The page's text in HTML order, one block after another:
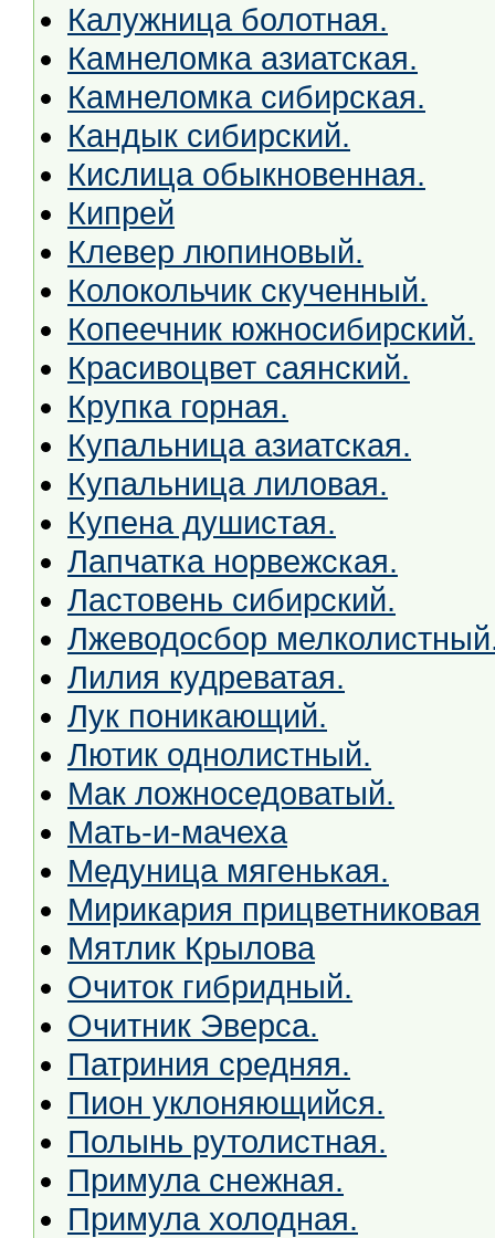
Калужница болотная.
Камнеломка азиатская.
Камнеломка сибирская.
Кандык сибирский.
Кислица обыкновенная.
Кипрей
Клевер люпиновый.
Колокольчик скученный.
Копеечник южносибирский.
Красивоцвет саянский.
Крупка горная.
Купальница азиатская.
Купальница лиловая.
Купена душистая.
Лапчатка норвежская.
Ластовень сибирский.
Лжеводосбор
Лилия кудреватая.
Лук поникающий.
Лютик однолистный.
Мак ложноседоватый.
Мать-и-мачеха
Медуница мягенькая.
Мирикария прицветниковая
Мятлик Крылова
Очиток гибридный.
Очитник Эверса.
Патриния средняя.
Пион уклоняющийся.
Полынь рутолистная.
Примула снежная.
Примула холодная.